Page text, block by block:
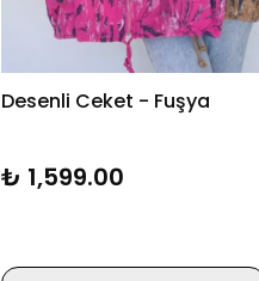
Desenli Ceket - Fuşya
₺ 1,599.00